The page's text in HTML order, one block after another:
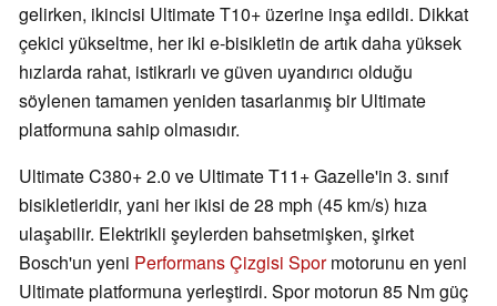
gelirken, ikincisi Ultimate T10+ üzerine inşa edildi. Dikkat
çekici yükseltme, her iki e-bisikletin de artık daha yüksek
hızlarda rahat, istikrarlı ve güven uyandırıcı olduğu
söylenen tamamen yeniden tasarlanmış bir Ultimate
platformuna sahip olmasıdır.
Ultimate C380+ 2.0 ve Ultimate T11+ Gazelle'in 3. sınıf
bisikletleridir, yani her ikisi de 28 mph (45 km/s) hıza
ulaşabilir. Elektrikli şeylerden bahsetmişken, şirket
Bosch'un yeni Performans Çizgisi Spormotorunu en yeni
Ultimate platformuna yerleştirdi. Spor motorun 85 Nm güç